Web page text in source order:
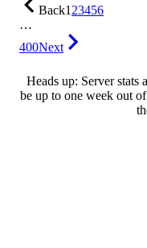
Back123456
…
400Next
Heads up: Server stats
be up to one week out